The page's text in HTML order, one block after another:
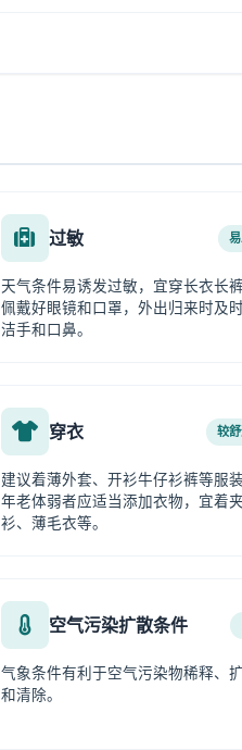
过敏
天气条件易诱发过敏，宜穿长衣长
佩戴好眼镜和口罩，外出归来时及
洁手和口鼻。
穿衣 较
建议着薄外套、开衫牛仔衫裤等服装
年老体弱者应适当添加衣物，宜着
衫、薄毛衣等。
空气污染扩散条件
气象条件有利于空气污染物稀释、
和清除。